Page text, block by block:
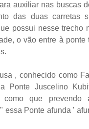
auxiliar nas buscas
das duas carretas
possui nesse trecho
o vão entre à ponte
, conhecido como
Ponte Juscelino
como que prevendo
essa Ponte afunda '